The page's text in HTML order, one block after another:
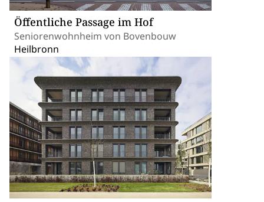
Öffentliche Passage im Hof
Seniorenwohnheim von Bovenbouw
Heilbronn